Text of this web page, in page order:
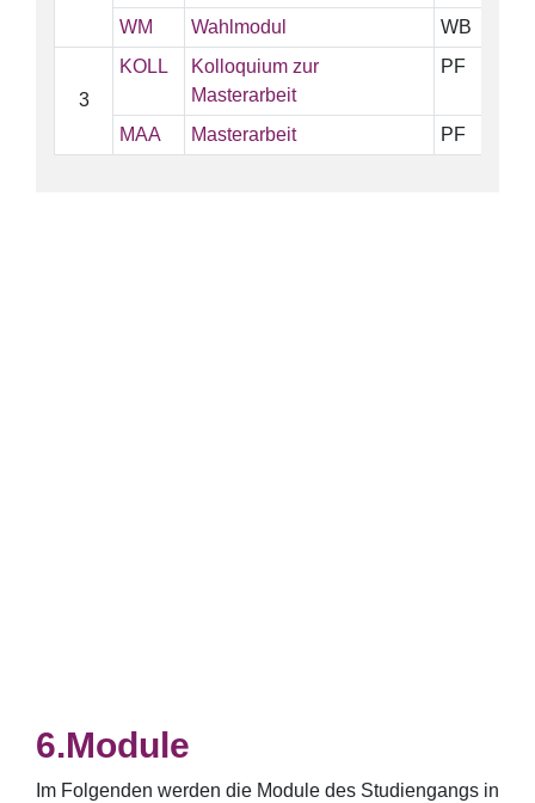
WM
Wahlmodul WB
3
KOLL
Kolloquium zur
Masterarbeit
PF
MAA Masterarbeit PF
Module
Im Folgenden werden die Module des Studiengangs in